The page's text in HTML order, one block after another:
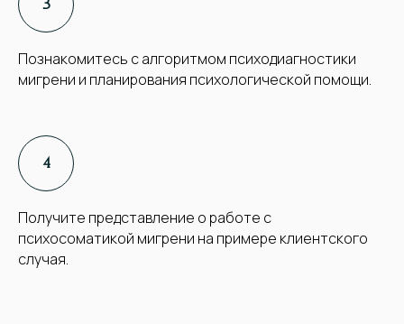
Познакомитесь с алгоритмом психодиагностики
мигрени и планирования психологической помощи.
Получите представление о работе с
психосоматикой мигрени на примере клиентского
случая.